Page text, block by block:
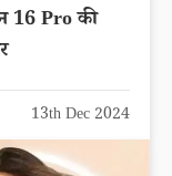
16 Pro की
13th Dec 2024